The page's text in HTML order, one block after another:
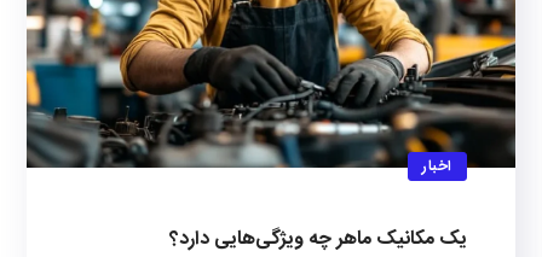
اخبار
یک مکانیک ماهر چه ویژگی‌هایی دارد؟